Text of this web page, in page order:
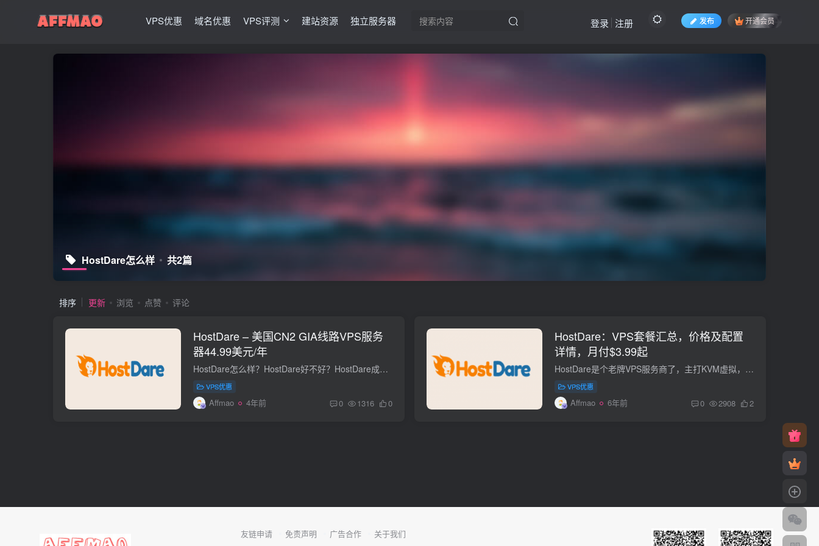
VPS优惠 域名优惠 VPS评测 建站资源 独立服务器 发布 开通会员
登录 注册
HostDare怎么样 共2篇
排序 更新 浏览 点赞 评论
HostDare – 美国CN2 GIA线路VPS服务
器44.99美元/年
HostDare怎么样？HostDare好不好？HostDare成立于2014年，国外商家。今天HostDare推出了新的促销活动，不过本次促销的优惠码只适用于新的 VPS 订单！HostDare所有的 VPS 套餐都配有 IPv6网络。...
VPS优惠
Affmao 4年前 0 1316 0
HostDare：VPS套餐汇总，价格及配置
详情，月付$3.99起
HostDare是个老牌VPS服务商了，主打KVM虚拟，电信CN2 GIA、 CN2 GT网络，联通移动直连，速度快，稳定性非常好。目前接入的是cera的网络，大陆和美国西海岸之间的电信、联通、移动都是路由优化网...
VPS优惠
Affmao 6年前 0 2908 2
友链申请 免责声明 广告合作 关于我们